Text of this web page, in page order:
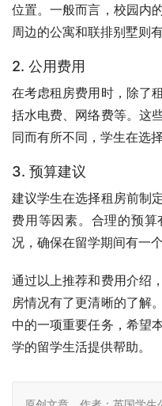
位置。一般而言，校园内
周边的公寓和联排别墅则
2. 公用费用
在考虑租房费用时，除了
括水电费、网络费等。这
同而有所不同，学生在选
3. 预算建议
建议学生在选择租房前制
费用等因素。合理的预
况，确保在留学期间有一
通过以上推荐和费用介绍
房情况有了更清晰的了解
中的一项重要任务，希望
学的留学生活提供帮助。